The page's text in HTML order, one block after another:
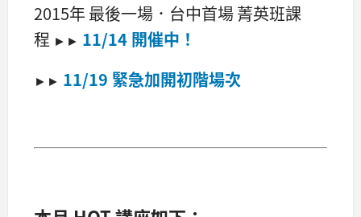
2015年 最後一場．台中首場 菁英班課
程 ►► 11/14 開催中！
►► 11/19 緊急加開初階場次